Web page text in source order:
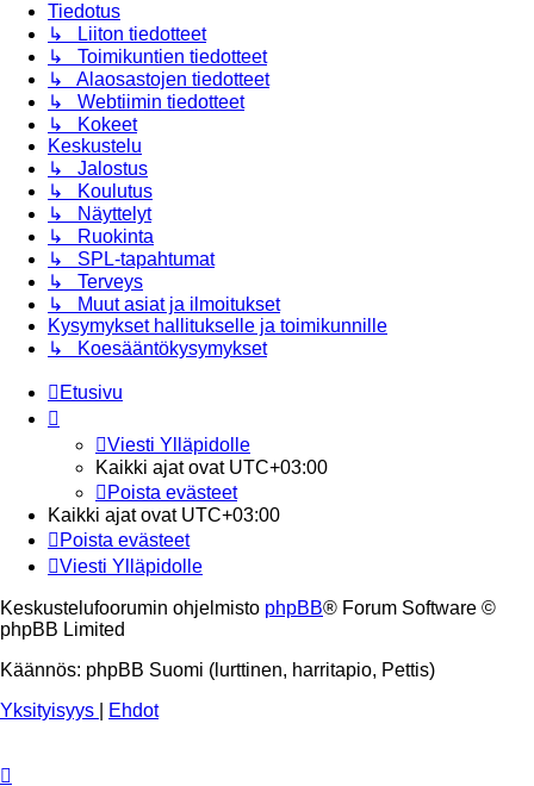
Tiedotus
↳ Liiton tiedotteet
↳ Toimikuntien tiedotteet
↳ Alaosastojen tiedotteet
↳ Webtiimin tiedotteet
↳ Kokeet
Keskustelu
↳ Jalostus
↳ Koulutus
↳ Näyttelyt
↳ Ruokinta
↳ SPL-tapahtumat
↳ Terveys
↳ Muut asiat ja ilmoitukset
Kysymykset hallitukselle ja toimikunnille
↳ Koesääntökysymykset
Etusivu
Viesti Ylläpidolle
Kaikki ajat ovat UTC+03:00
Poista evästeet
Kaikki ajat ovat UTC+03:00
Poista evästeet
Viesti Ylläpidolle
Keskustelufoorumin ohjelmisto phpBB® Forum Software ©
phpBB Limited
Käännös: phpBB Suomi (lurttinen, harritapio, Pettis)
Yksityisyys
Ehdot